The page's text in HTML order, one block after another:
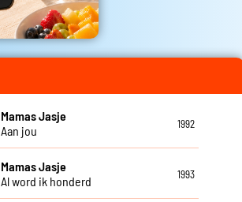
Mamas Jasje
Aan jou
1992
Mamas Jasje
Al word ik honderd
1993